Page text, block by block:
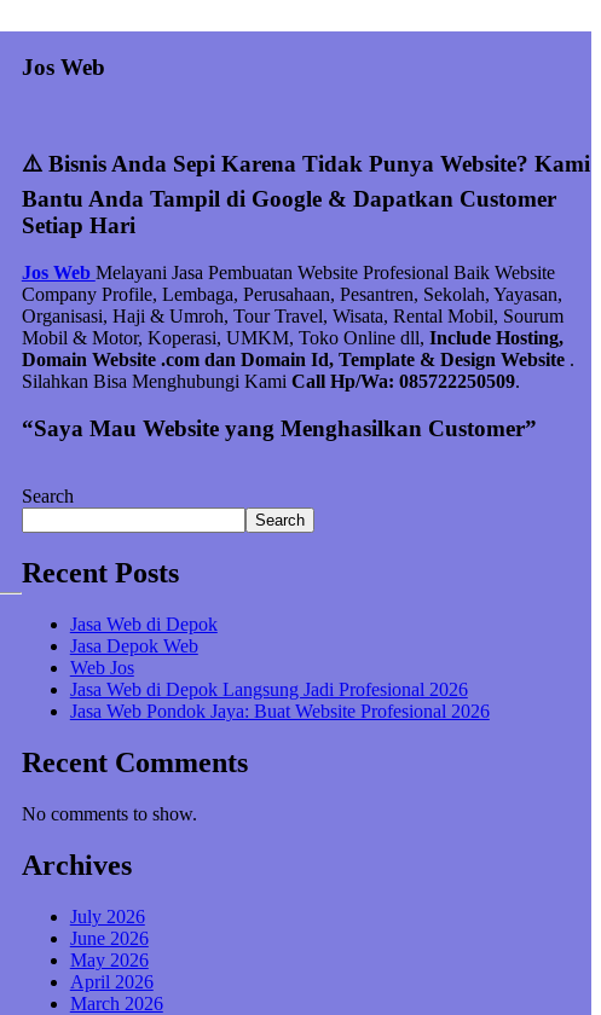
Jos Web
⚠️ Bisnis Anda Sepi Karena Tidak Punya Website? Kami
Bantu Anda Tampil di Google & Dapatkan Customer
Setiap Hari
Jos Web Melayani Jasa Pembuatan Website Profesional Baik Website
Company Profile, Lembaga, Perusahaan, Pesantren, Sekolah, Yayasan,
Organisasi, Haji & Umroh, Tour Travel, Wisata, Rental Mobil, Sourum
Mobil & Motor, Koperasi, UMKM, Toko Online dll, Include Hosting,
Domain Website .com dan Domain Id, Template & Design Website .
Silahkan Bisa Menghubungi Kami Call Hp/Wa: 085722250509.
“Saya Mau Website yang Menghasilkan Customer”
Search
Search
Recent Posts
Jasa Web di Depok
Jasa Depok Web
Web Jos
Jasa Web di Depok Langsung Jadi Profesional 2026
Jasa Web Pondok Jaya: Buat Website Profesional 2026
Recent Comments
No comments to show.
Archives
July 2026
June 2026
May 2026
April 2026
March 2026